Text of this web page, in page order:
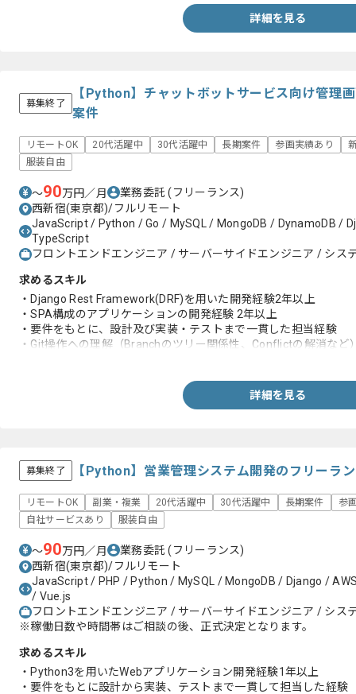
・Git操作の理解（Branchのツリー関係性、Conflictの解消など）
詳細を見る
募集終了
【Python】チャットボットサービス向け管理
案件
リモートOK 20代活躍中 30代活躍中 長期案件 参画実績あり
服装自由
〜90万円／月 業務委託(フリーランス)
西新宿(東京都)/フルリモート
JavaScript / Python / Go / MySQL / MongoDB / DynamoDB /
TypeScript
フロントエンドエンジニア / サーバーサイドエンジニア / シス
求めるスキル
・Django Rest Framework(DRF)を用いた開発経験2年以上
・SPA構成のアプリケーションの開発経験 2年以上
・要件をもとに、設計及び実装・テストまで一貫した担当経験
・Git操作への理解（Branchのツリー関係性、Conflictの解消など
詳細を見る
募集終了 【Python】営業管理システム開発のフリーラ
リモートOK 副業・複業 20代活躍中 30代活躍中 長期案件
参
自社サービスあり
服装自由
〜90万円／月 業務委託(フリーランス)
西新宿(東京都)/フルリモート
JavaScript / PHP / Python / MySQL / MongoDB / Django /
/ Vue.js
フロントエンドエンジニア / サーバーサイドエンジニア / シス
※稼働日数や時間帯はご相談の後、正式決定となります。
求めるスキル
・Python3を用いたWebアプリケーション開発経験1年以上
・要件をもとに設計から実装、テストまで一貫して担当した経験